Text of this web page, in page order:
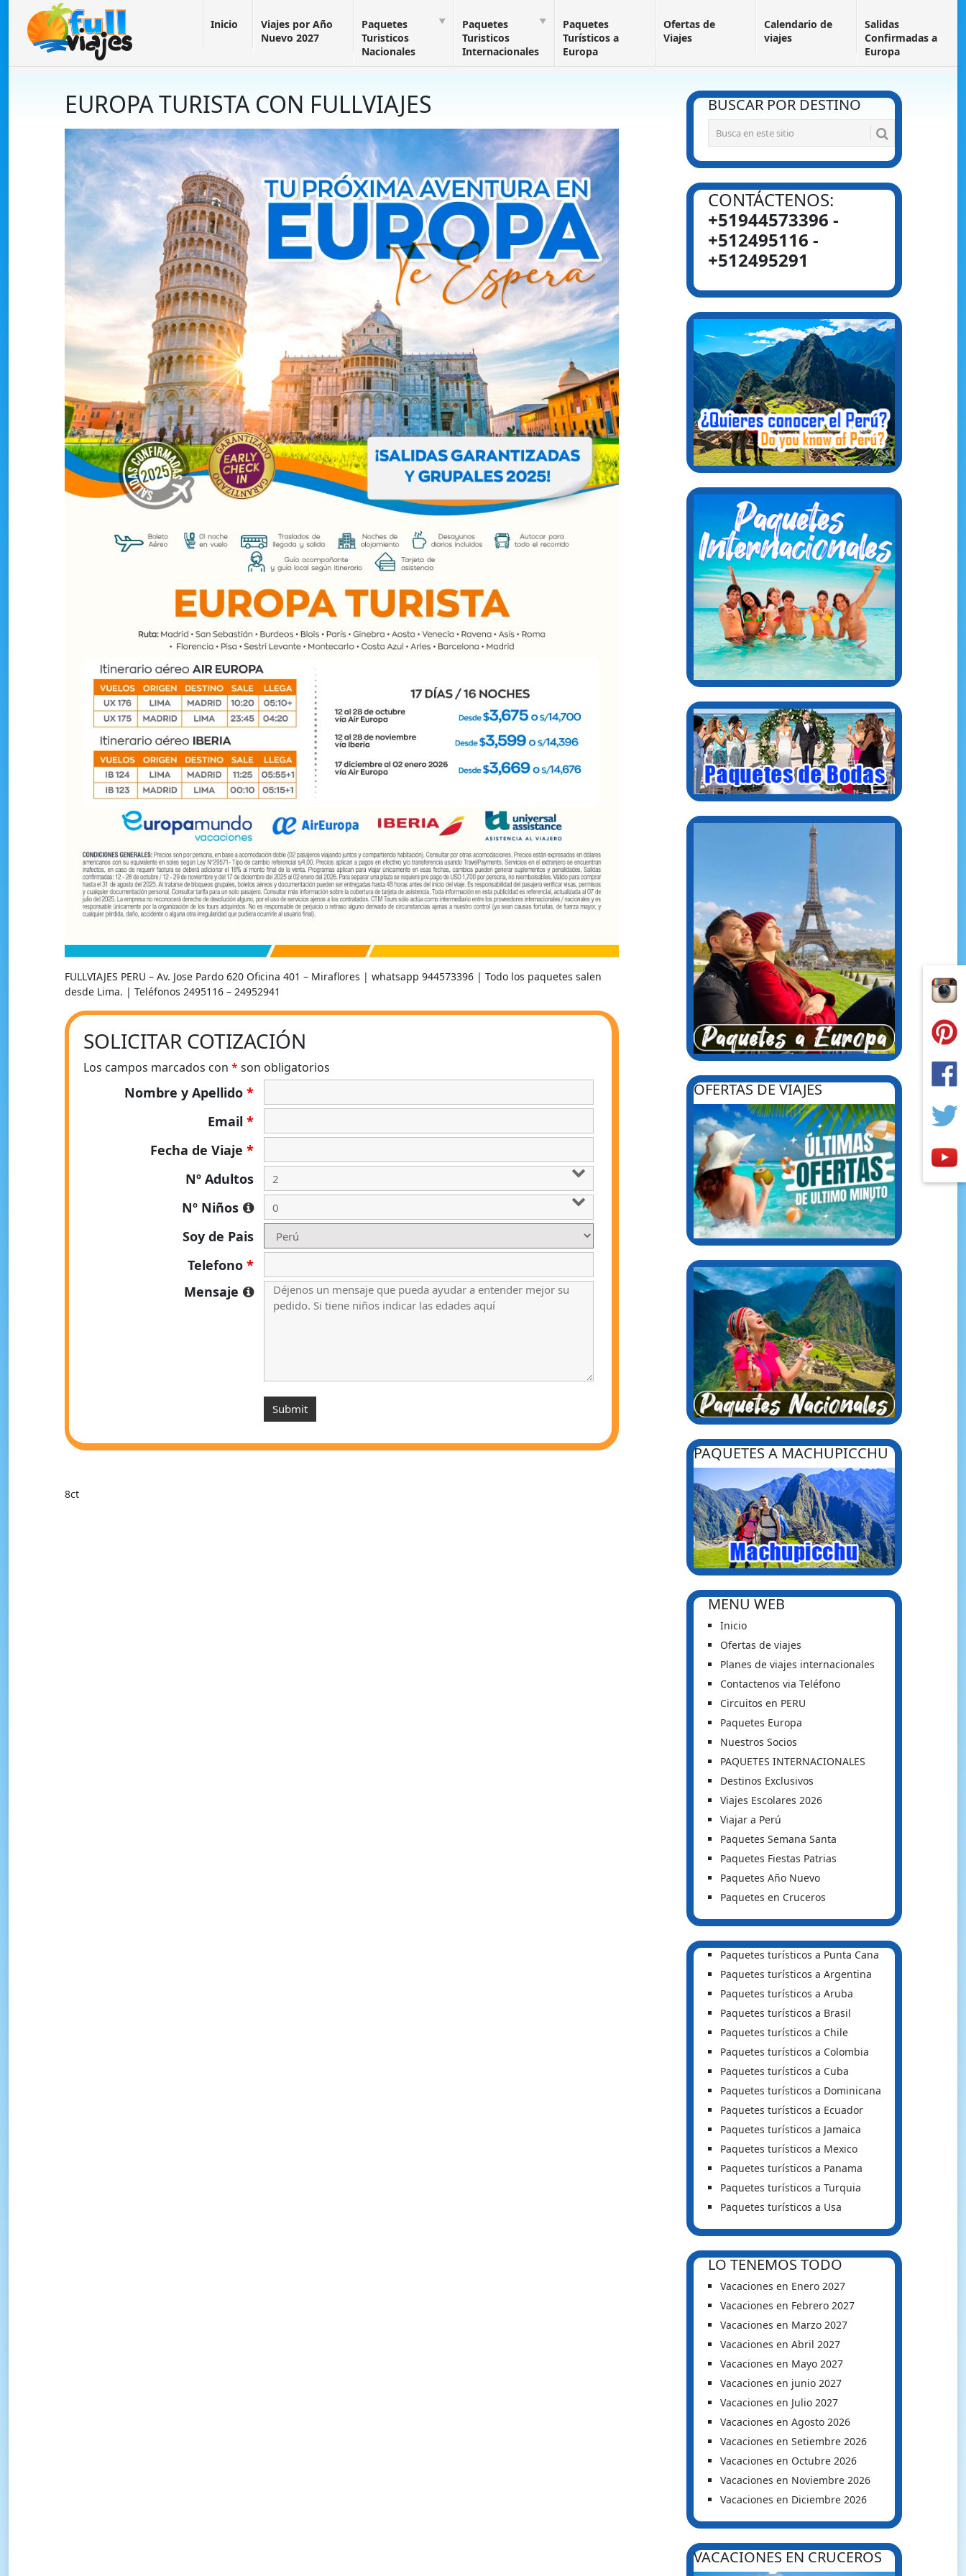
Inicio
Viajes por Año
Nuevo 2027
Paquetes
Turisticos
Nacionales
Paquetes
Turisticos
Internacionales
Paquetes
Turísticos a
Europa
Ofertas de
Viajes
Calendario de
viajes
Salidas
Confirmadas a
Europa
EUROPA TURISTA CON FULLVIAJES
FULLVIAJES PERU – Av. Jose Pardo 620 Oficina 401 – Miraflores | whatsapp 944573396 | Todo los paquetes salen
desde Lima. | Teléfonos 2495116 – 24952941
SOLICITAR COTIZACIÓN
Los campos marcados con * son obligatorios
Nombre y Apellido*
Email*
Fecha de Viaje*
Nº Adultos
Nº Niños
Soy de Pais
Telefono*
Mensaje
8ct
BUSCAR POR DESTINO
CONTÁCTENOS:
+51944573396 -
+512495116 -
+512495291
OFERTAS DE VIAJES
PAQUETES A MACHUPICCHU
MENU WEB
Inicio
Ofertas de viajes
Planes de viajes internacionales
Contactenos via Teléfono
Circuitos en PERU
Paquetes Europa
Nuestros Socios
PAQUETES INTERNACIONALES
Destinos Exclusivos
Viajes Escolares 2026
Viajar a Perú
Paquetes Semana Santa
Paquetes Fiestas Patrias
Paquetes Año Nuevo
Paquetes en Cruceros
Paquetes turísticos a Punta Cana
Paquetes turísticos a Argentina
Paquetes turísticos a Aruba
Paquetes turísticos a Brasil
Paquetes turísticos a Chile
Paquetes turísticos a Colombia
Paquetes turísticos a Cuba
Paquetes turísticos a Dominicana
Paquetes turísticos a Ecuador
Paquetes turísticos a Jamaica
Paquetes turísticos a Mexico
Paquetes turísticos a Panama
Paquetes turísticos a Turquia
Paquetes turísticos a Usa
LO TENEMOS TODO
Vacaciones en Enero 2027
Vacaciones en Febrero 2027
Vacaciones en Marzo 2027
Vacaciones en Abril 2027
Vacaciones en Mayo 2027
Vacaciones en junio 2027
Vacaciones en Julio 2027
Vacaciones en Agosto 2026
Vacaciones en Setiembre 2026
Vacaciones en Octubre 2026
Vacaciones en Noviembre 2026
Vacaciones en Diciembre 2026
VACACIONES EN CRUCEROS